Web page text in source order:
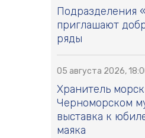
Подразделения
приглашают
ряды
05 августа 2026,
Хранитель
Черноморском
выставка к
маяка